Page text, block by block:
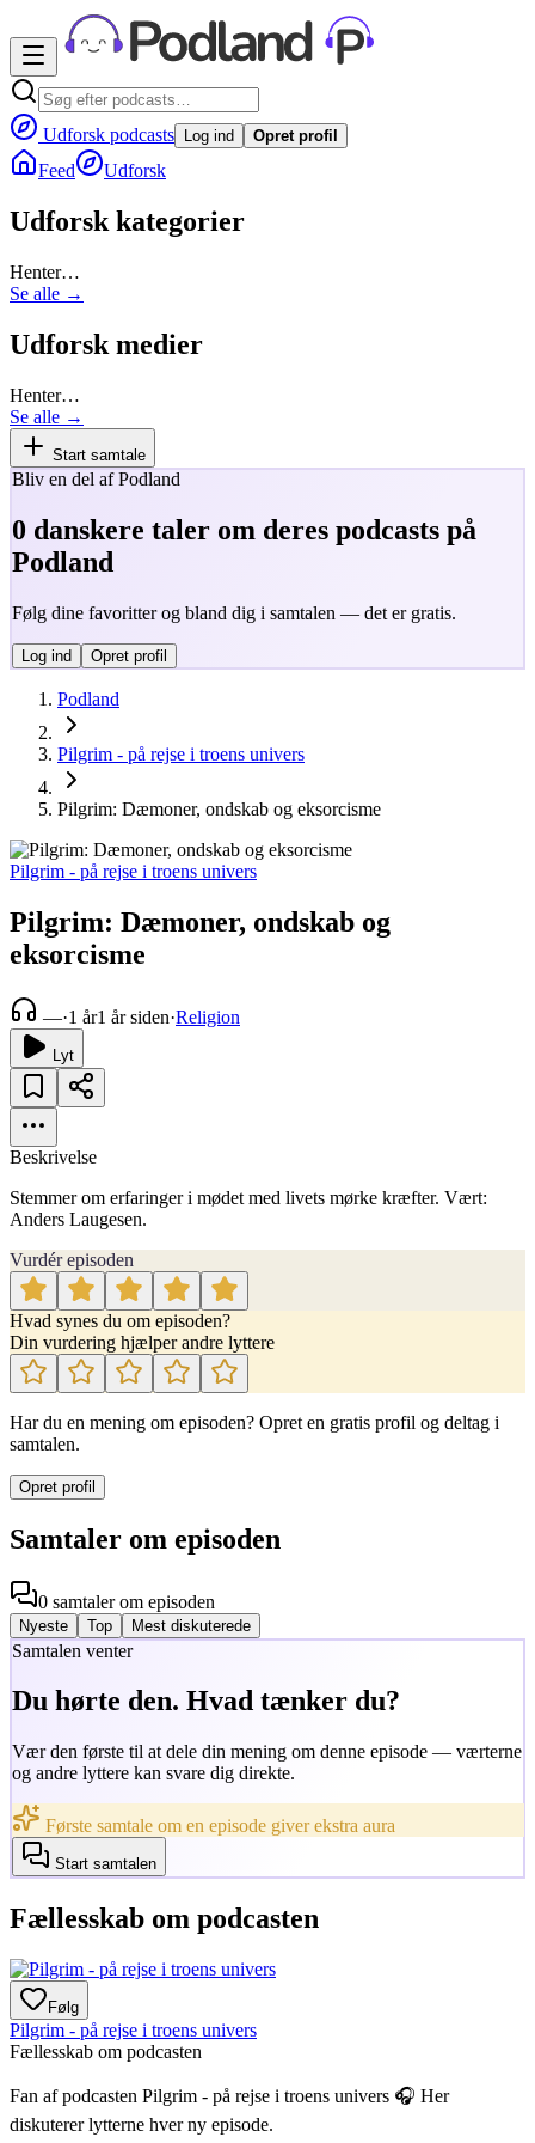
Udforsk podcasts Log ind Opret profil
Feed Udforsk
Udforsk kategorier
Henter…
Se alle →
Udforsk medier
Henter…
Se alle →
Start samtale
Bliv en del af Podland
0 danskere taler om deres podcasts på
Podland
Følg dine favoritter og bland dig i samtalen — det er gratis.
Log ind Opret profil
Podland
Pilgrim - på rejse i troens univers
Pilgrim: Dæmoner, ondskab og eksorcisme
Pilgrim - på rejse i troens univers
Pilgrim: Dæmoner, ondskab og
eksorcisme
—·1 år1 år siden·Religion
Lyt
Beskrivelse
Stemmer om erfaringer i mødet med livets mørke kræfter. Vært:
Anders Laugesen.
Vurdér episoden
Hvad synes du om episoden?
Din vurdering hjælper andre lyttere
Har du en mening om episoden? Opret en gratis profil og deltag i
samtalen.
Opret profil
Samtaler om episoden
0 samtalerom episoden
Nyeste Top Mest diskuterede
Samtalen venter
Du hørte den. Hvad tænker du?
Vær den første til at dele din mening om denne episode — værterne
og andre lyttere kan svare dig direkte.
Første samtale om en episode giver ekstra aura
Start samtalen
Fællesskab om podcasten
Følg
Pilgrim - på rejse i troens univers
Fællesskab om podcasten
Fan af podcasten Pilgrim - på rejse i troens univers 🎧 Her
diskuterer lytterne hver ny episode.